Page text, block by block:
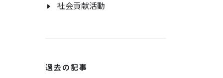
社会貢献活動
過去の記事